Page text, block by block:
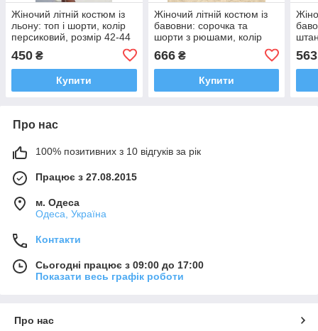
Жіночий літній костюм із
льону: топ і шорти, колір
персиковий, розмір 42-44
450 ₴
Купити
Жіночий літній костюм із
бавовни: сорочка та
шорти з рюшами, колір
666₴
Купити
563
Про нас
100% позитивних з 10 відгуків за рік
Працює з 27.08.2015
м. Одеса
Одеса, Україна
Контакти
Сьогодні працює з 09:00 до 17:00
Показати весь графік роботи
Про нас